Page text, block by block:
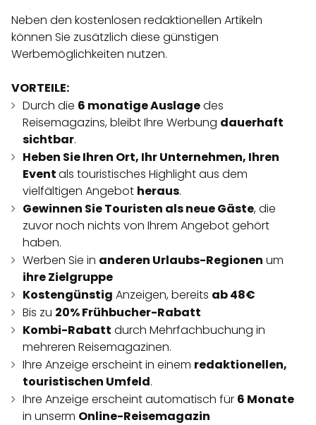
Neben den kostenlosen redaktionellen Artikeln
können Sie zusätzlich diese günstigen
Werbemöglichkeiten nutzen.
VORTEILE:
Durch die 6 monatige Auslagedes
Reisemagazins, bleibt Ihre Werbung dauerhaft
sichtbar.
Heben Sie Ihren Ort, Ihr Unternehmen, Ihren
Eventals touristisches Highlight aus dem
vielfältigen Angebot heraus.
Gewinnen Sie Touristen als neue Gäste, die
zuvor noch nichts von Ihrem Angebot gehört
haben.
Werben Sie in anderen Urlaubs-Regionen um
ihre Zielgruppe
Kostengünstig Anzeigen, bereits ab 48€
Bis zu 20% Frühbucher-Rabatt
Kombi-Rabatt durch Mehrfachbuchung in
mehreren Reisemagazinen.
Ihre Anzeige erscheint in einem redaktionellen,
touristischen Umfeld.
Ihre Anzeige erscheint automatisch für 6 Monate
in unserm Online-Reisemagazin